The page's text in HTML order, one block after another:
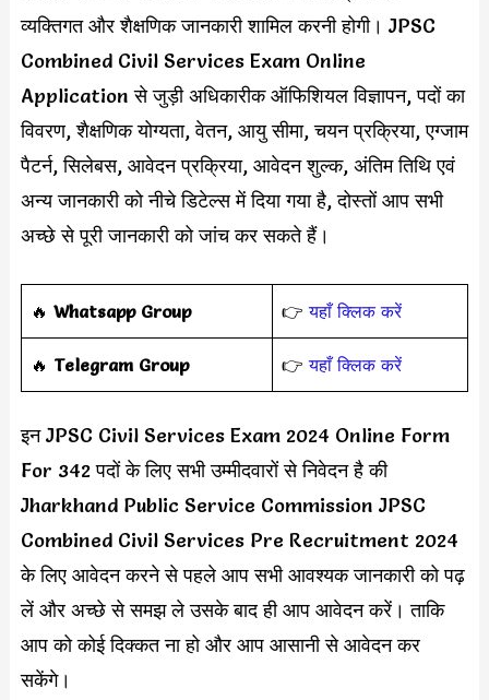
व्यक्तिगत और शैक्षणिक जानकारी शामिल करनी होगी। JPSC
Combined Civil Services Exam Online
Application से जुड़ी अधिकारीक ऑफिशियल विज्ञापन, पदों का
विवरण, शैक्षणिक योग्यता, वेतन, आयु सीमा, चयन प्रक्रिया, एग्जाम
पैटर्न, सिलेबस, आवेदन प्रक्रिया, आवेदन शुल्क, अंतिम तिथि एवं
अन्य जानकारी को नीचे डिटेल्स में दिया गया है, दोस्तों आप सभी
अच्छे से पूरी जानकारी को जांच कर सकते हैं।
‎️‍🔥 Whatsapp Group 👉यहाँ क्लिक करें
‎️‍🔥 Telegram Group 👉यहाँ क्लिक करें
इन JPSC Civil Services Exam 2024 Online Form
For 342 पदों के लिए सभी उम्मीदवारों से निवेदन है की
Jharkhand Public Service Commission JPSC
Combined Civil Services Pre Recruitment 2024
के लिए आवेदन करने से पहले आप सभी आवश्यक जानकारी को पढ़
लें और अच्छे से समझ ले उसके बाद ही आप आवेदन करें। ताकि
आप को कोई दिक्कत ना हो और आप आसानी से आवेदन कर
सकेंगे।